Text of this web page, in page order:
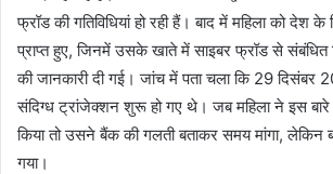
फ्रॉड की गतिविधियां हो रही हैं। बाद में महिला को देश के
प्राप्त हुए, जिनमें उसके खाते में साइबर फ्रॉड से संबंधित
की जानकारी दी गई। जांच में पता चला कि 29
संदिग्ध ट्रांजेक्शन शुरू हो गए थे। जब महिला ने इस
किया तो उसने बैंक की गलती बताकर समय मांगा, लेकिन
गया।